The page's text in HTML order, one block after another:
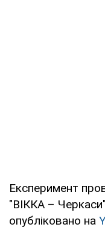
Експеримент
"ВІККА –
опубліковано на